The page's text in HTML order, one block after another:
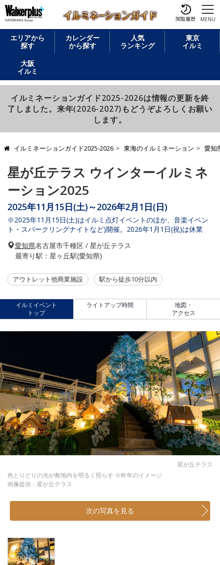
閲覧履歴 MENU
エリアから
探す
カレンダー
から探す
人気
ランキング
東京
イルミ
大阪
イルミ
イルミネーションガイド2025-2026は情報の更新を終
了しました。来年(2026-2027)もどうぞよろしくお願い
します。
イルミネーションガイド2025-2026 東海のイルミネーション 愛知
星が丘テラス ウインターイルミネ
ーション2025
2025年11月15日(土)～2026年2月1日(日)
※2025年11月15日(土)はイルミ点灯イベントのほか、音楽イベン
ト・スパークリングナイトなど)開催。2026年1月1日(祝)は休業
愛知県名古屋市千種区 / 星が丘テラス
最寄り駅：星ヶ丘駅(愛知県)
アウトレット他商業施設 駅から徒歩10分以内
イルミイベント
トップ
ライトアップ時間
地図・
アクセス
星が丘テラス
色とりどりの光が敷地内を明るく照らす ※昨年のイメージ
画像提供：星が丘テラス
次の写真を見る